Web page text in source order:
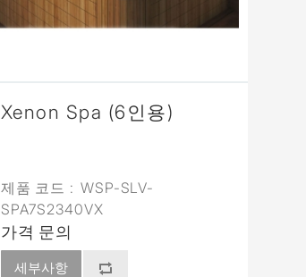
Xenon Spa (6인용)
제품 코드 : WSP-SLV-
SPA7S2340VX
가격 문의
세부사항